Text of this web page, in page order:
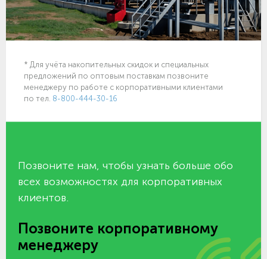
* Для учёта накопительных скидок и специальных
предложений по оптовым поставкам позвоните
менеджеру по работе с корпоративными клиентами
по тел. 8-800-444-30-16
Позвоните нам, чтобы узнать больше обо
всех возможностях для корпоративных
клиентов.
Позвоните корпоративному
менеджеру